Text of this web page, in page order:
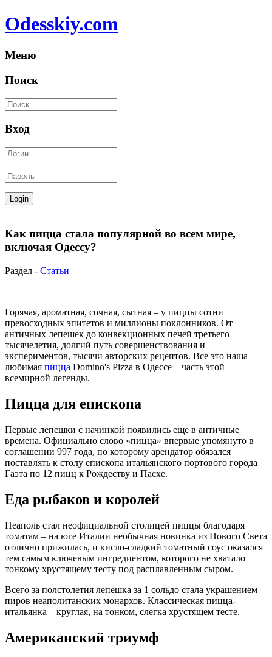
Odesskiy.com
Меню
Поиск
Вход
Как пицца стала популярной во всем мире,
включая Одессу?
Раздел - Статьи
Горячая, ароматная, сочная, сытная – у пиццы сотни
превосходных эпитетов и миллионы поклонников. От
античных лепешек до конвекционных печей третьего
тысячелетия, долгий путь совершенствования и
экспериментов, тысячи авторских рецептов. Все это наша
любимая пицца Domino's Pizza в Одессе – часть этой
всемирной легенды.
Пицца для епископа
Первые лепешки с начинкой появились еще в античные
времена. Официально слово «пицца» впервые упомянуто в
соглашении 997 года, по которому арендатор обязался
поставлять к столу епископа итальянского портового города
Гаэта по 12 пицц к Рождеству и Пасхе.
Еда рыбаков и королей
Неаполь стал неофициальной столицей пиццы благодаря
томатам – на юге Италии необычная новинка из Нового Света
отлично прижилась, и кисло-сладкий томатный соус оказался
тем самым ключевым ингредиентом, которого не хватало
тонкому хрустящему тесту под расплавленным сыром.
Всего за полстолетия лепешка за 1 сольдо стала украшением
пиров неаполитанских монархов. Классическая пицца-
итальянка – круглая, на тонком, слегка хрустящем тесте.
Американский триумф